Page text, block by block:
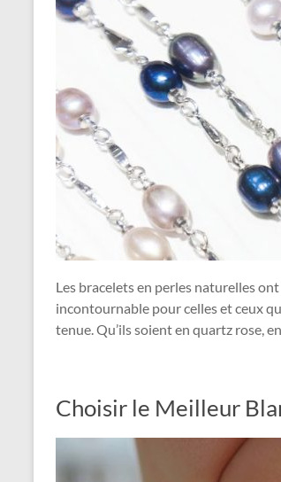
Les bracelets en perles naturelles
incontournable pour celles et ceux
tenue. Qu’ils soient en quartz rose,
Choisir le Meilleur